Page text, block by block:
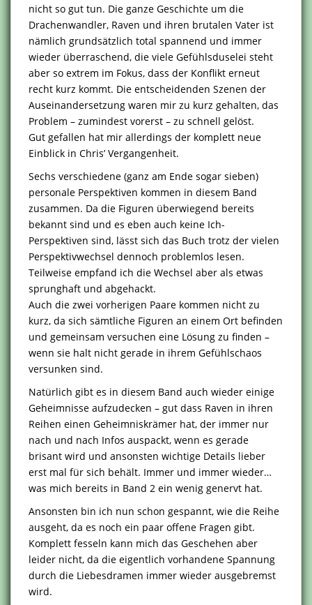
nicht so gut tun. Die ganze Geschichte um die
Drachenwandler, Raven und ihren brutalen Vater ist
nämlich grundsätzlich total spannend und immer
wieder überraschend, die viele Gefühlsduselei steht
aber so extrem im Fokus, dass der Konflikt erneut
recht kurz kommt. Die entscheidenden Szenen der
Auseinandersetzung waren mir zu kurz gehalten, das
Problem – zumindest vorerst – zu schnell gelöst.
Gut gefallen hat mir allerdings der komplett neue
Einblick in Chris’ Vergangenheit.
Sechs verschiedene (ganz am Ende sogar sieben)
personale Perspektiven kommen in diesem Band
zusammen. Da die Figuren überwiegend bereits
bekannt sind und es eben auch keine Ich-
Perspektiven sind, lässt sich das Buch trotz der vielen
Perspektivwechsel dennoch problemlos lesen.
Teilweise empfand ich die Wechsel aber als etwas
sprunghaft und abgehackt.
Auch die zwei vorherigen Paare kommen nicht zu
kurz, da sich sämtliche Figuren an einem Ort befinden
und gemeinsam versuchen eine Lösung zu finden –
wenn sie halt nicht gerade in ihrem Gefühlschaos
versunken sind.
Natürlich gibt es in diesem Band auch wieder einige
Geheimnisse aufzudecken – gut dass Raven in ihren
Reihen einen Geheimniskrämer hat, der immer nur
nach und nach Infos auspackt, wenn es gerade
brisant wird und ansonsten wichtige Details lieber
erst mal für sich behält. Immer und immer wieder…
was mich bereits in Band 2 ein wenig genervt hat.
Ansonsten bin ich nun schon gespannt, wie die Reihe
ausgeht, da es noch ein paar offene Fragen gibt.
Komplett fesseln kann mich das Geschehen aber
leider nicht, da die eigentlich vorhandene Spannung
durch die Liebesdramen immer wieder ausgebremst
wird.